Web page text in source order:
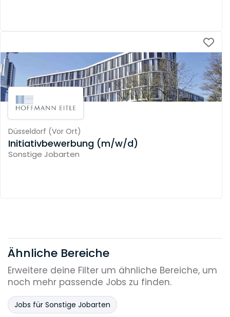
Düsseldorf (Vor Ort)
Initiativbewerbung (m/w/d)
Sonstige Jobarten
Ähnliche Bereiche
Erweitere deine Filter um ähnliche Bereiche, um
noch mehr passende Jobs zu finden.
Jobs für Sonstige Jobarten